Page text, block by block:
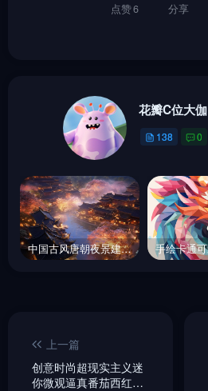
点赞6 分享
花瓣C位大伽
138 0
中国古风唐朝夜景建筑Midjourney关键词
上一篇
创意时尚超现实主义迷
你微观逼真番茄西红柿